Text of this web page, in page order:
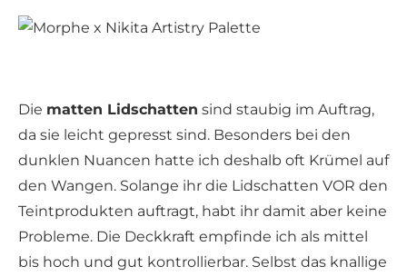
Die matten Lidschatten sind staubig im Auftrag,
da sie leicht gepresst sind. Besonders bei den
dunklen Nuancen hatte ich deshalb oft Krümel auf
den Wangen. Solange ihr die Lidschatten VOR den
Teintprodukten auftragt, habt ihr damit aber keine
Probleme. Die Deckkraft empfinde ich als mittel
bis hoch und gut kontrollierbar. Selbst das knallige